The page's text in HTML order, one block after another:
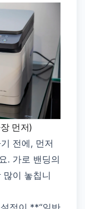
먼저)
전에, 먼저
. 가로 밴딩의
이 놓칩니